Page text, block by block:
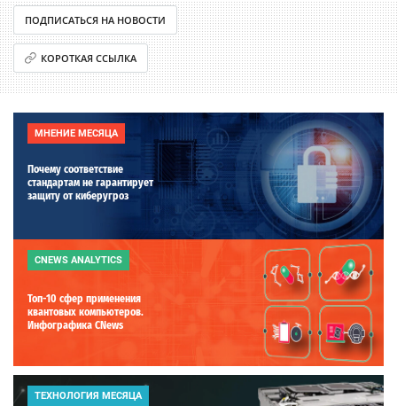
ПОДПИСАТЬСЯ НА НОВОСТИ
КОРОТКАЯ ССЫЛКА
МНЕНИЕ МЕСЯЦА
Почему соответствие
стандартам не гарантирует
защиту от киберугроз
CNEWS ANALYTICS
Топ-10 сфер применения
квантовых компьютеров.
Инфографика CNews
ТЕХНОЛОГИЯ МЕСЯЦА